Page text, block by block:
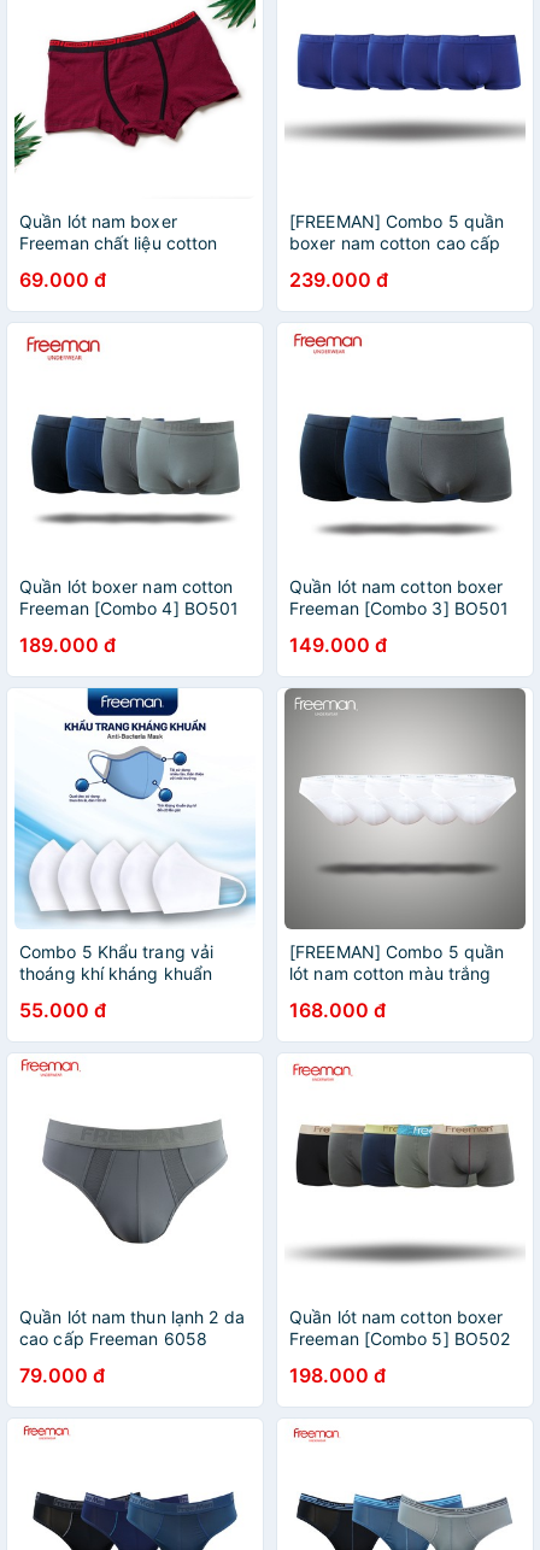
Quần lót nam boxer
Freeman chất liệu cotton
sọc đen BO504
69.000 đ
[FREEMAN] Combo 5 quần
boxer nam cotton cao cấp
239.000 đ
Quần lót boxer nam cotton
Freeman [Combo 4] BO501
189.000 đ
Quần lót nam cotton boxer
Freeman [Combo 3] BO501
149.000 đ
Combo 5 Khẩu trang vải
thoáng khí kháng khuẩn
55.000 đ
[FREEMAN] Combo 5 quần
lót nam cotton màu trắng
168.000 đ
Quần lót nam thun lạnh 2 da
cao cấp Freeman 6058
79.000 đ
Quần lót nam cotton boxer
Freeman [Combo 5] BO502
ngẫu nhiên
198.000 đ